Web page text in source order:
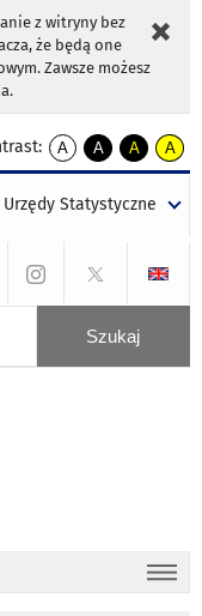
z witryny bez
że będą one
Zawsze możesz
A
kontrast
A
kontrast
tekst
czarnym
A
kontrast
tekst
czarnym
A
tekst
żółtym
Urzędy Statystyczne